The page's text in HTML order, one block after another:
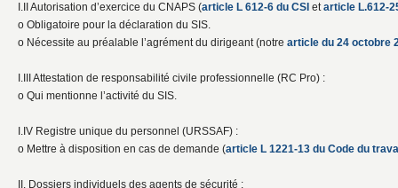
I.II Autorisation d’exercice du CNAPS (article L 612-6 du CSI etarticle L.612-
o Obligatoire pour la déclaration du SIS.
o Nécessite au préalable l’agrément du dirigeant (notre article du 24 octobre
I.III Attestation de responsabilité civile professionnelle (RC Pro) :
o Qui mentionne l’activité du SIS.
I.IV Registre unique du personnel (URSSAF) :
o Mettre à disposition en cas de demande (article L 1221-13 du Code du
II. Dossiers individuels des agents de sécurité :